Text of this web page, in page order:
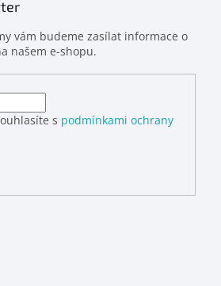
vám budeme zasílat informace o
našem e-shopu.
s podmínkami ochrany